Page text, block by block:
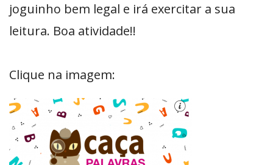
joguinho bem legal e irá exercitar a sua
leitura. Boa atividade!!
Clique na imagem: